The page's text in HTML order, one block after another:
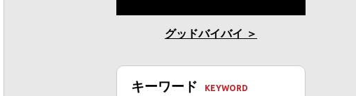
グッドバイバイ
キーワード